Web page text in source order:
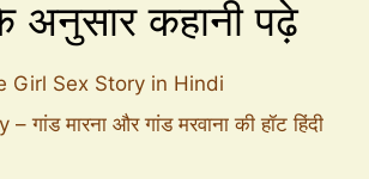
अनुसार कहानी पढ़े
Girl Sex Story in Hindi
गांड मारना और गांड मरवाना की हॉट हिंदी